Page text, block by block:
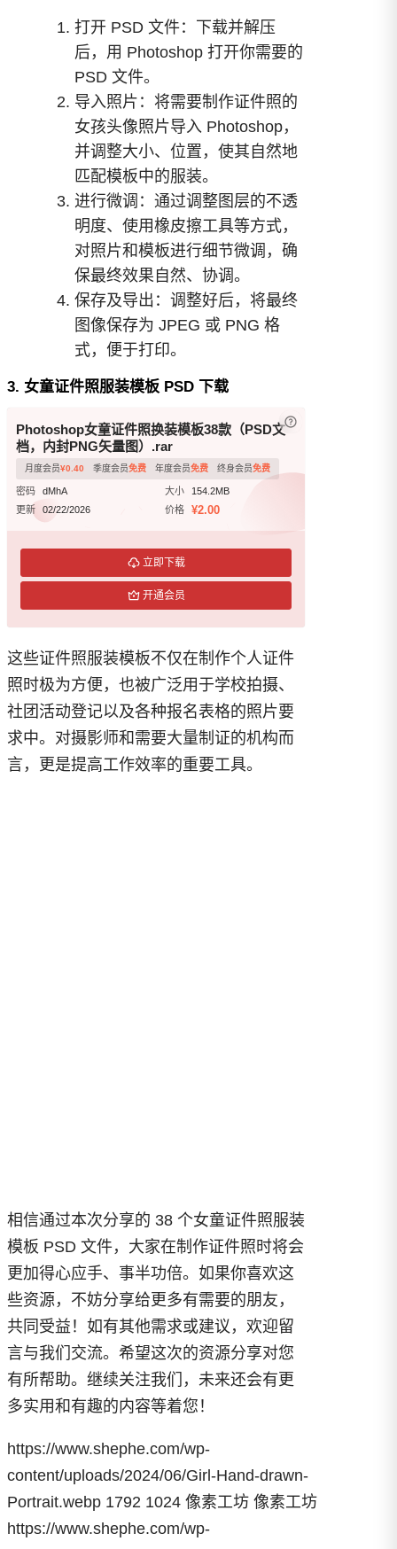
打开 PSD 文件：下载并解压
后，用 Photoshop 打开你需要的
PSD 文件。
导入照片：将需要制作证件照的
女孩头像照片导入 Photoshop，
并调整大小、位置，使其自然地
匹配模板中的服装。
进行微调：通过调整图层的不透
明度、使用橡皮擦工具等方式，
对照片和模板进行细节微调，确
保最终效果自然、协调。
保存及导出：调整好后，将最终
图像保存为 JPEG 或 PNG 格
式，便于打印。
3. 女童证件照服装模板 PSD 下载
Photoshop女童证件照换装模板38款（PSD文
档，内封PNG矢量图）.rar
月度会员¥0.40 季度会员免费 年度会员免费 终身会员免费
密码 dMhA 大小
154.2MB
更新
02/22/2026 价格 ¥2.00
立即下载
开通会员
这些证件照服装模板不仅在制作个人证件
照时极为方便，也被广泛用于学校拍摄、
社团活动登记以及各种报名表格的照片要
求中。对摄影师和需要大量制证的机构而
言，更是提高工作效率的重要工具。
相信通过本次分享的 38 个女童证件照服装
模板 PSD 文件，大家在制作证件照时将会
更加得心应手、事半功倍。如果你喜欢这
些资源，不妨分享给更多有需要的朋友，
共同受益！如有其他需求或建议，欢迎留
言与我们交流。希望这次的资源分享对您
有所帮助。继续关注我们，未来还会有更
多实用和有趣的内容等着您！
https://www.shephe.com/wp-
content/uploads/2024/06/Girl-Hand-drawn-
Portrait.webp 1792 1024 像素工坊 像素工坊
https://www.shephe.com/wp-